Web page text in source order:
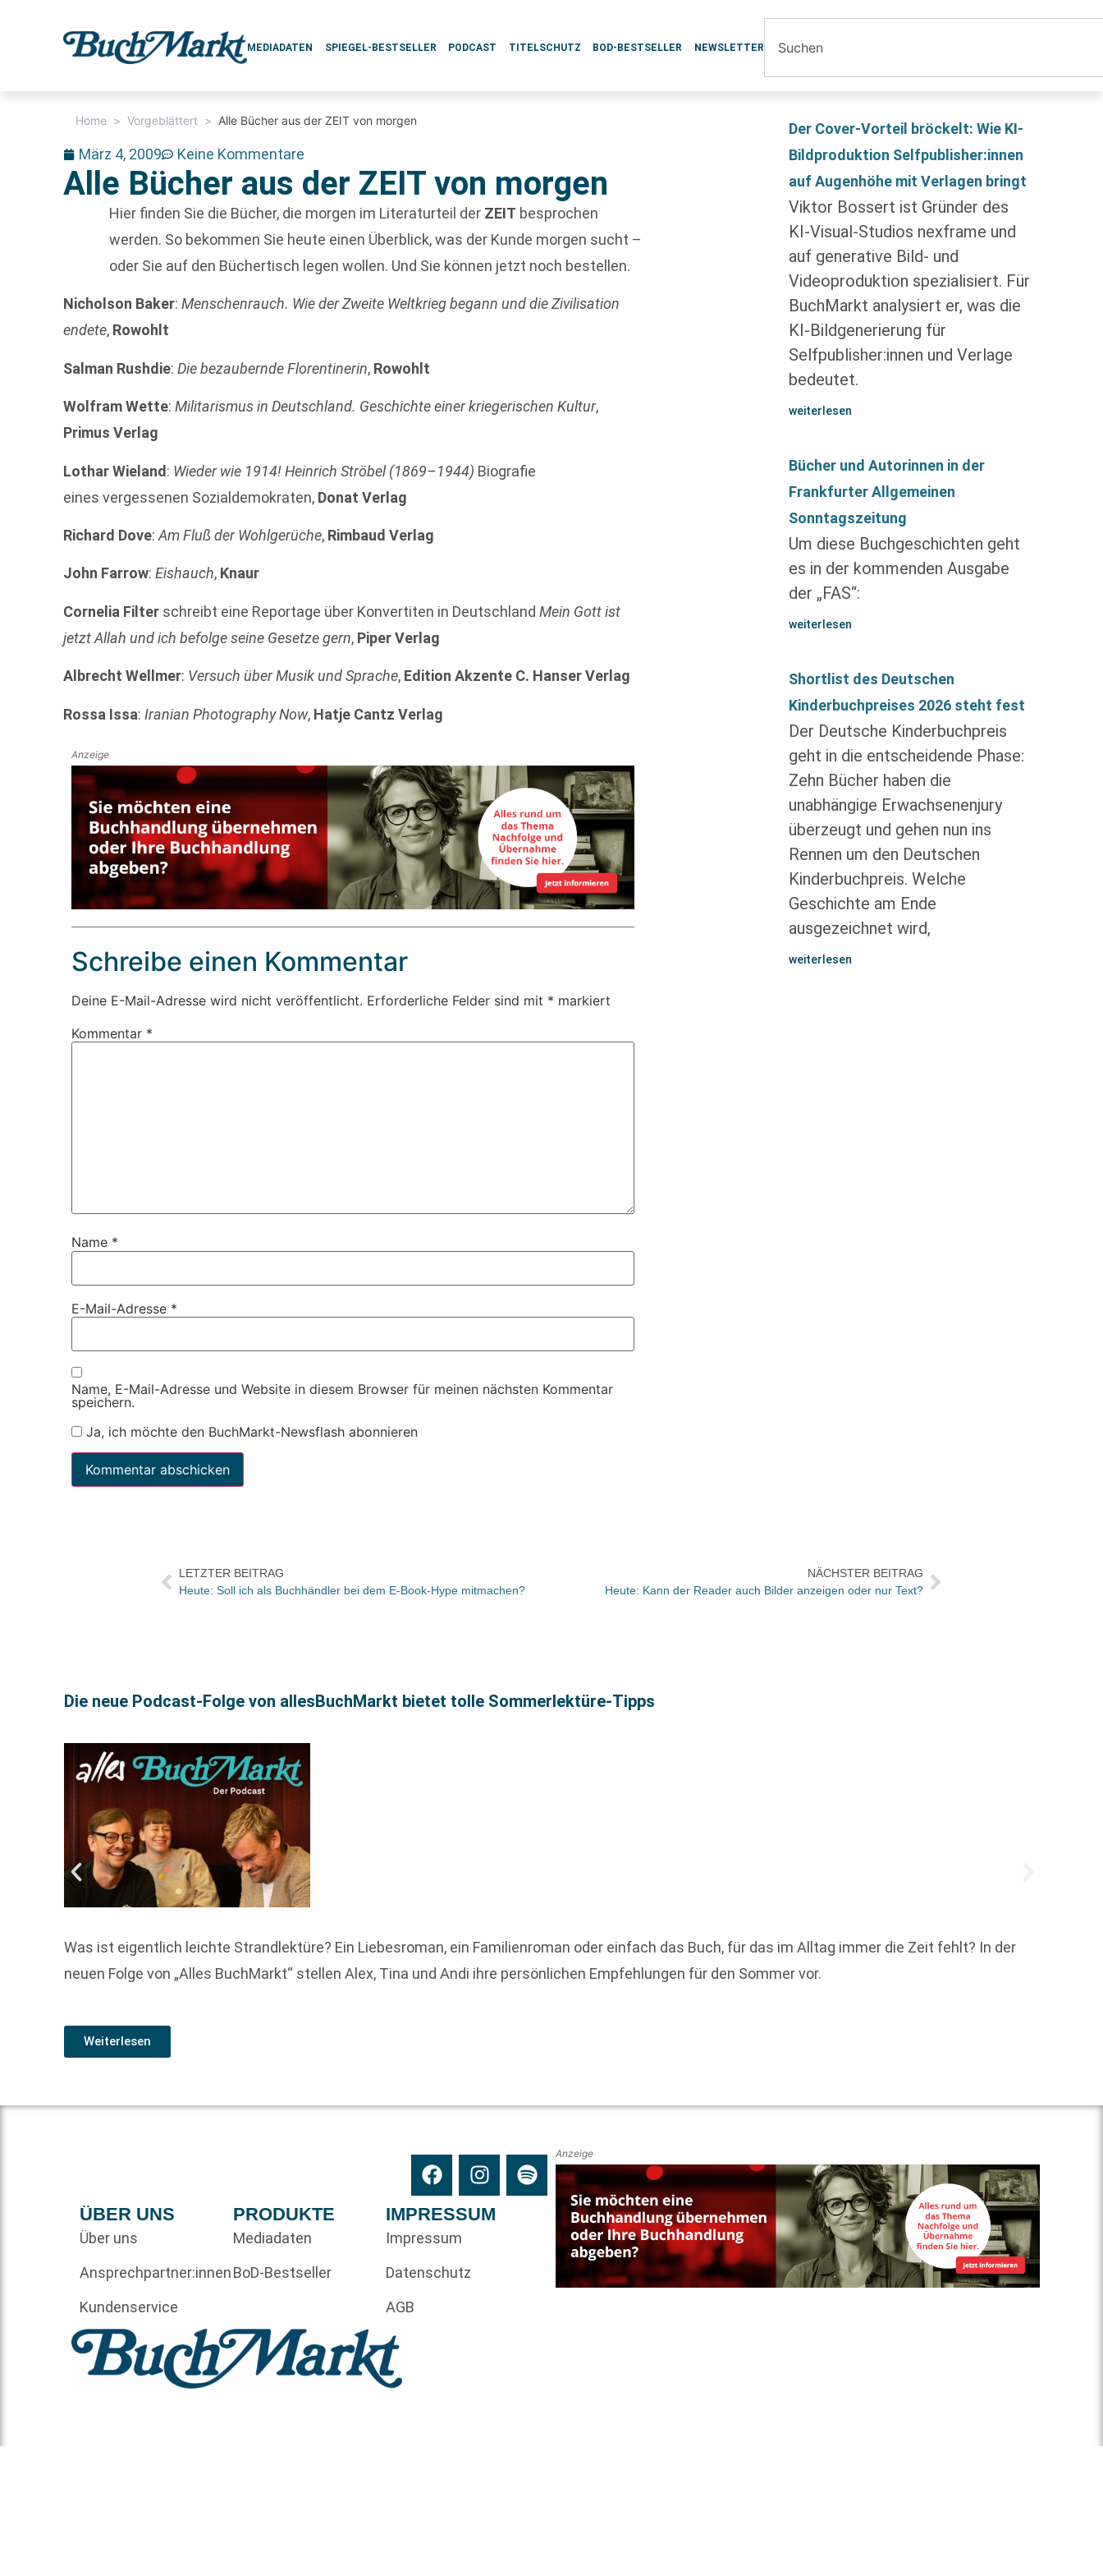
MEDIADATEN SPIEGEL-BESTSELLER PODCAST TITELSCHUTZ BOD-BESTSELLER NEWSLETTER
Home > Vorgeblättert > Alle Bücher aus der ZEIT von morgen
März 4, 2009 Keine Kommentare
Alle Bücher aus der ZEIT von morgen
Hier finden Sie die Bücher, die morgen im Literaturteil der ZEIT besprochen
werden. So bekommen Sie heute einen Überblick, was der Kunde morgen sucht –
oder Sie auf den Büchertisch legen wollen. Und Sie können jetzt noch bestellen.
Nicholson Baker:Menschenrauch. Wie der Zweite Weltkrieg begann und die Zivilisation
endete, Rowohlt
Salman Rushdie:Die bezaubernde Florentinerin, Rowohlt
Wolfram Wette:Militarismus in Deutschland. Geschichte einer kriegerischen Kultur,
Primus Verlag
Lothar Wieland: Wieder wie 1914! Heinrich Ströbel (1869–1944) Biografie
eines vergessenen Sozialdemokraten, Donat Verlag
Richard Dove:Am Fluß der Wohlgerüche, Rimbaud Verlag
John Farrow:Eishauch, Knaur
Cornelia Filter schreibt eine Reportage über Konvertiten in DeutschlandMein Gott ist
jetzt Allah und ich befolge seine Gesetze gern, Piper Verlag
Albrecht Wellmer: Versuch über Musik und Sprache, Edition Akzente C. Hanser Verlag
Rossa Issa: Iranian Photography Now, Hatje Cantz Verlag
Anzeige
Schreibe einen Kommentar
Deine E-Mail-Adresse wird nicht veröffentlicht. Erforderliche Felder sind mit * markiert
Kommentar *
Name *
E-Mail-Adresse *
Name, E-Mail-Adresse und Website in diesem Browser für meinen nächsten Kommentar
speichern.
Ja, ich möchte den BuchMarkt-Newsflash abonnieren
Der Cover-Vorteil bröckelt: Wie KI-
Bildproduktion Selfpublisher:innen
auf Augenhöhe mit Verlagen bringt
Viktor Bossert ist Gründer des
KI-Visual-Studios nexframe und
auf generative Bild- und
Videoproduktion spezialisiert. Für
BuchMarkt analysiert er, was die
KI-Bildgenerierung für
Selfpublisher:innen und Verlage
bedeutet.
weiterlesen
Bücher und Autorinnen in der
Frankfurter Allgemeinen
Sonntagszeitung
Um diese Buchgeschichten geht
es in der kommenden Ausgabe
der „FAS“:
weiterlesen
Shortlist des Deutschen
Kinderbuchpreises 2026 steht fest
Der Deutsche Kinderbuchpreis
geht in die entscheidende Phase:
Zehn Bücher haben die
unabhängige Erwachsenenjury
überzeugt und gehen nun ins
Rennen um den Deutschen
Kinderbuchpreis. Welche
Geschichte am Ende
ausgezeichnet wird,
weiterlesen
LETZTER BEITRAG
Heute: Soll ich als Buchhändler bei dem E-Book-Hype mitmachen?
NÄCHSTER BEITRAG
Heute: Kann der Reader auch Bilder anzeigen oder nur Text?
Die neue Podcast-Folge von allesBuchMarkt bietet tolle Sommerlektüre-Tipps
Was ist eigentlich leichte Strandlektüre? Ein Liebesroman, ein Familienroman oder einfach das Buch, für das im Alltag immer die Zeit fehlt? In der
neuen Folge von „Alles BuchMarkt“ stellen Alex, Tina und Andi ihre persönlichen Empfehlungen für den Sommer vor.
Weiterlesen
ÜBER UNS
Über uns
Ansprechpartner:innen
Kundenservice
PRODUKTE
Mediadaten
BoD-Bestseller
IMPRESSUM
Impressum
Datenschutz
AGB
Anzeige